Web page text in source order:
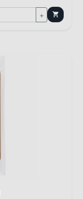
+ shopping_cart